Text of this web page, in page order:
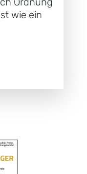
wie ein